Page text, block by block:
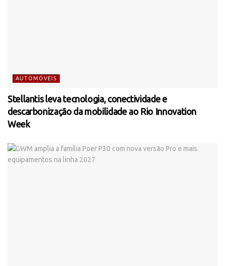
AUTOMÓVEIS
Stellantis leva tecnologia, conectividade e
descarbonização da mobilidade ao Rio Innovation
Week